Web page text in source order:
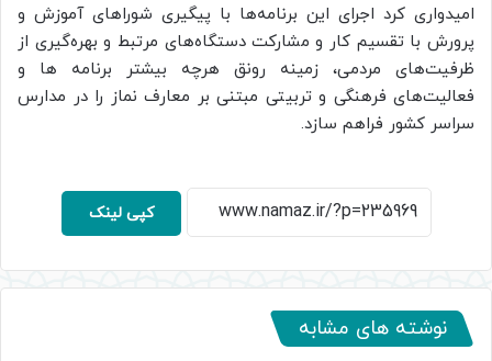
امیدواری کرد اجرای این برنامه‌ها با پیگیری شوراهای آموزش و
پرورش با تقسیم کار و مشارکت دستگاه‌های مرتبط و بهره‌گیری از
ظرفیت‌های مردمی، زمینه رونق هرچه بیشتر برنامه ها و
فعالیت‌های فرهنگی و تربیتی مبتنی بر معارف نماز را در مدارس
سراسر کشور فراهم سازد.
کپی لینک
نوشته های مشابه